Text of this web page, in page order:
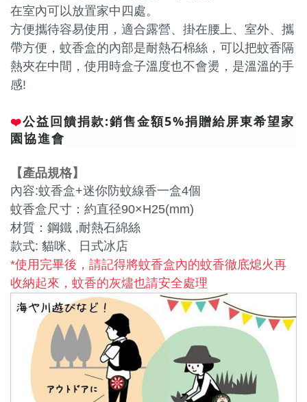
在室內可以放置家中四處。
方便攜待容易使用，適合露營、掛在腰上、室外、攜
帶方便，蚊香盒的內部是耐熱石棉絲，可以把蚊香隔
熱夾在中間，使用時盒子溫度也不會燙，是溫溫的手
感!
❤️公益回饋捐款:銷售金額5%捐贈給屏東希望家
園協進會
【產品規格】
內容:蚊香盒+迷你防蚊線香一盒4個
蚊香盒尺寸：約直径90×H25(mm)
材質：鋼鐵 ,耐熱石綿絲
款式: 貓咪、日式冰店
*使用完畢後，請記得將蚊香盒內的蚊香徹底熄火再
收納起來，蚊香的灰燼也請安全處理